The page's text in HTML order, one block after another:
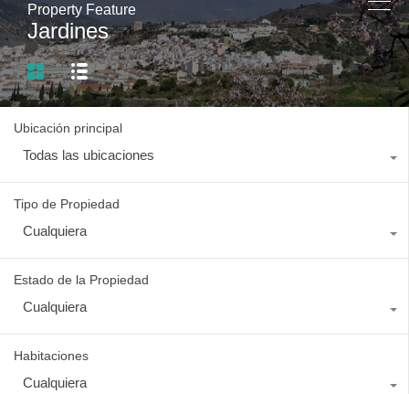
Property Feature
Jardines
Ubicación principal
Todas las ubicaciones
Tipo de Propiedad
Cualquiera
Estado de la Propiedad
Cualquiera
Habitaciones
Cualquiera